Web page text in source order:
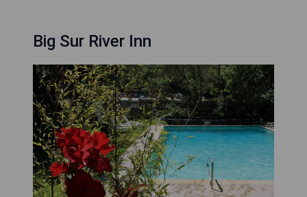
Big Sur River Inn